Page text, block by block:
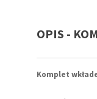
OPIS -
Komplet